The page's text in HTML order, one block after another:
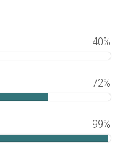
40%
72%
99%